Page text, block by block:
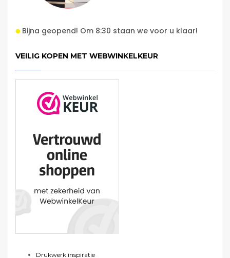
Bijna geopend! Om 8:30 staan we voor u klaar!
VEILIG KOPEN MET WEBWINKELKEUR
Drukwerk inspiratie